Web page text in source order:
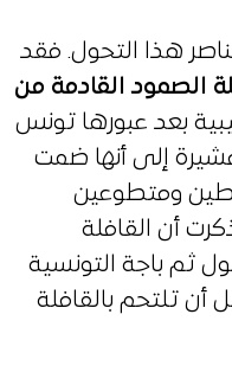
هذا التحول. فقد
الصمود القادمة من
بعد عبورها تونس
مشيرة إلى أنها ضمت
ومتطوعين
أن القافلة
ثم باجة التونسية
تلتحم بالقافلة